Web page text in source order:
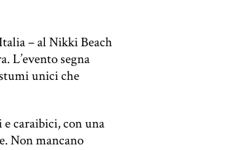
– al Nikki Beach
L’evento segna
unici che
caraibici, con una
Non mancano